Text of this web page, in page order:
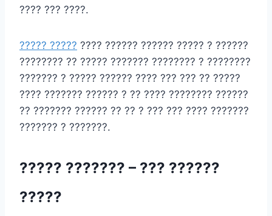
???? ??? ????.
????? ????? ???? ?????? ?????? ????? ? ??????
???????? ?? ????? ??????? ???????? ? ????????
??????? ? ????? ?????? ???? ??? ??? ?? ?????
???? ??????? ?????? ? ?? ???? ???????? ??????
?? ??????? ?????? ?? ?? ? ??? ??? ???? ???????
??????? ? ???????.
????? ??????? – ??? ??????
?????